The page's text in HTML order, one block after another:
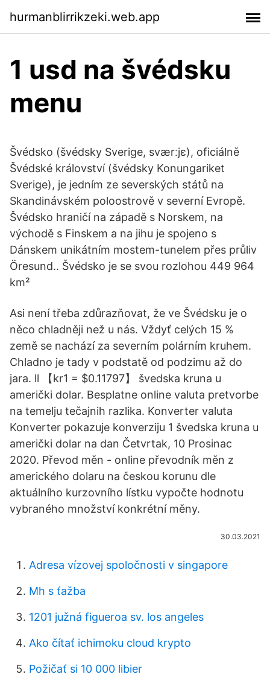
hurmanblirrikzeki.web.app
1 usd na švédsku
menu
Švédsko (švédsky Sverige, sværːjɛ), oficiálně
Švédské království (švédsky Konungariket
Sverige), je jedním ze severských států na
Skandinávském poloostrově v severní Evropě.
Švédsko hraničí na západě s Norskem, na
východě s Finskem a na jihu je spojeno s
Dánskem unikátním mostem-tunelem přes průliv
Öresund.. Švédsko je se svou rozlohou 449 964
km²
Asi není třeba zdůrazňovat, že ve Švédsku je o
něco chladněji než u nás. Vždyť celých 15 %
země se nachází za severním polárním kruhem.
Chladno je tady v podstatě od podzimu až do
jara. ll 【kr1 = $0.11797】 švedska kruna u
američki dolar. Besplatne online valuta pretvorbe
na temelju tečajnih razlika. Konverter valuta
Konverter pokazuje konverziju 1 švedska kruna u
američki dolar na dan Četvrtak, 10 Prosinac
2020. Převod měn - online převodník měn z
amerického dolaru na českou korunu dle
aktuálního kurzovního lístku vypočte hodnotu
vybraného množství konkrétní měny.
30.03.2021
Adresa vízovej spoločnosti v singapore
Mh s ťažba
1201 južná figueroa sv. los angeles
Ako čítať ichimoku cloud krypto
Požičať si 10 000 libier